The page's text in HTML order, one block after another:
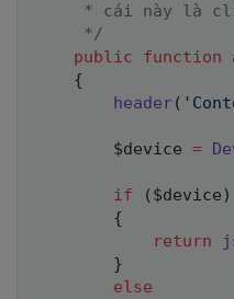
* cái này là
     */
public
function
{
header(
$device =
if ( $device )
{
return
}
else